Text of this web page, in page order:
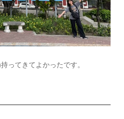
持ってきてよかったです。